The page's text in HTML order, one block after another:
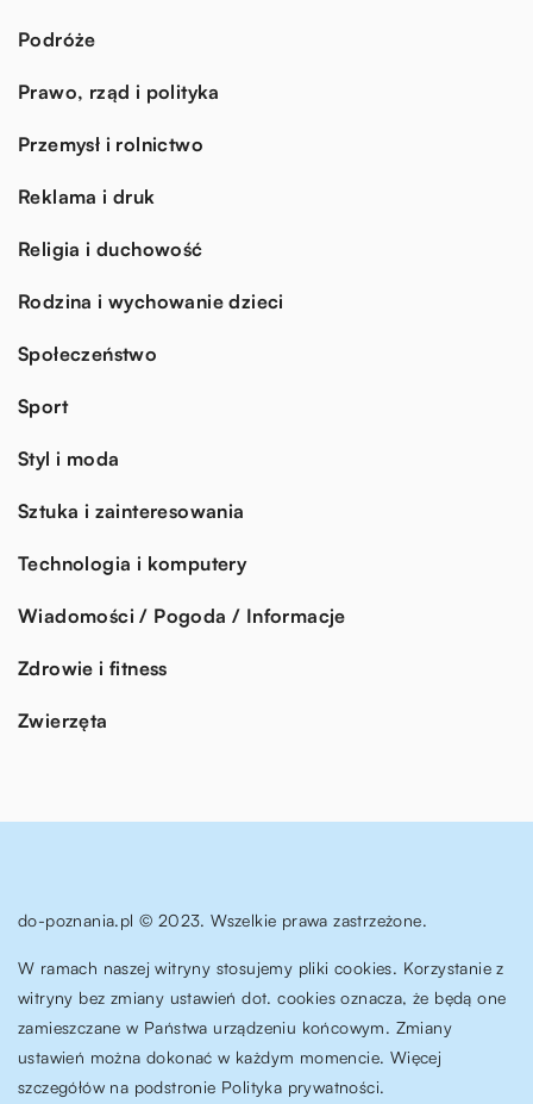
Podróże
Prawo, rząd i polityka
Przemysł i rolnictwo
Reklama i druk
Religia i duchowość
Rodzina i wychowanie dzieci
Społeczeństwo
Sport
Styl i moda
Sztuka i zainteresowania
Technologia i komputery
Wiadomości / Pogoda / Informacje
Zdrowie i fitness
Zwierzęta
do-poznania.pl © 2023. Wszelkie prawa zastrzeżone.
W ramach naszej witryny stosujemy pliki cookies. Korzystanie z
witryny bez zmiany ustawień dot. cookies oznacza, że będą one
zamieszczane w Państwa urządzeniu końcowym. Zmiany
ustawień można dokonać w każdym momencie. Więcej
szczegółów na podstronie Polityka prywatności.